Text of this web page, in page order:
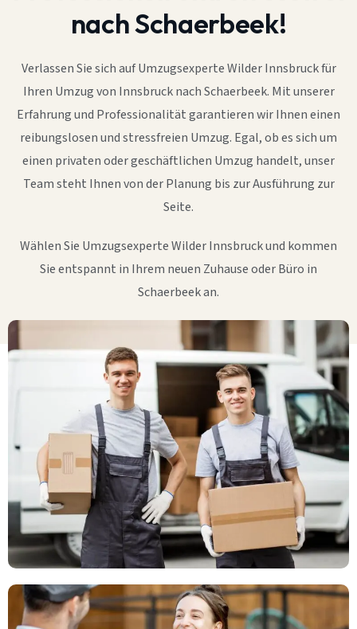
nach Schaerbeek!
Verlassen Sie sich auf Umzugsexperte Wilder Innsbruck für
Ihren Umzug von Innsbruck nach Schaerbeek. Mit unserer
Erfahrung und Professionalität garantieren wir Ihnen einen
reibungslosen und stressfreien Umzug. Egal, ob es sich um
einen privaten oder geschäftlichen Umzug handelt, unser
Team steht Ihnen von der Planung bis zur Ausführung zur
Seite.
Wählen Sie Umzugsexperte Wilder Innsbruck und kommen
Sie entspannt in Ihrem neuen Zuhause oder Büro in
Schaerbeek an.